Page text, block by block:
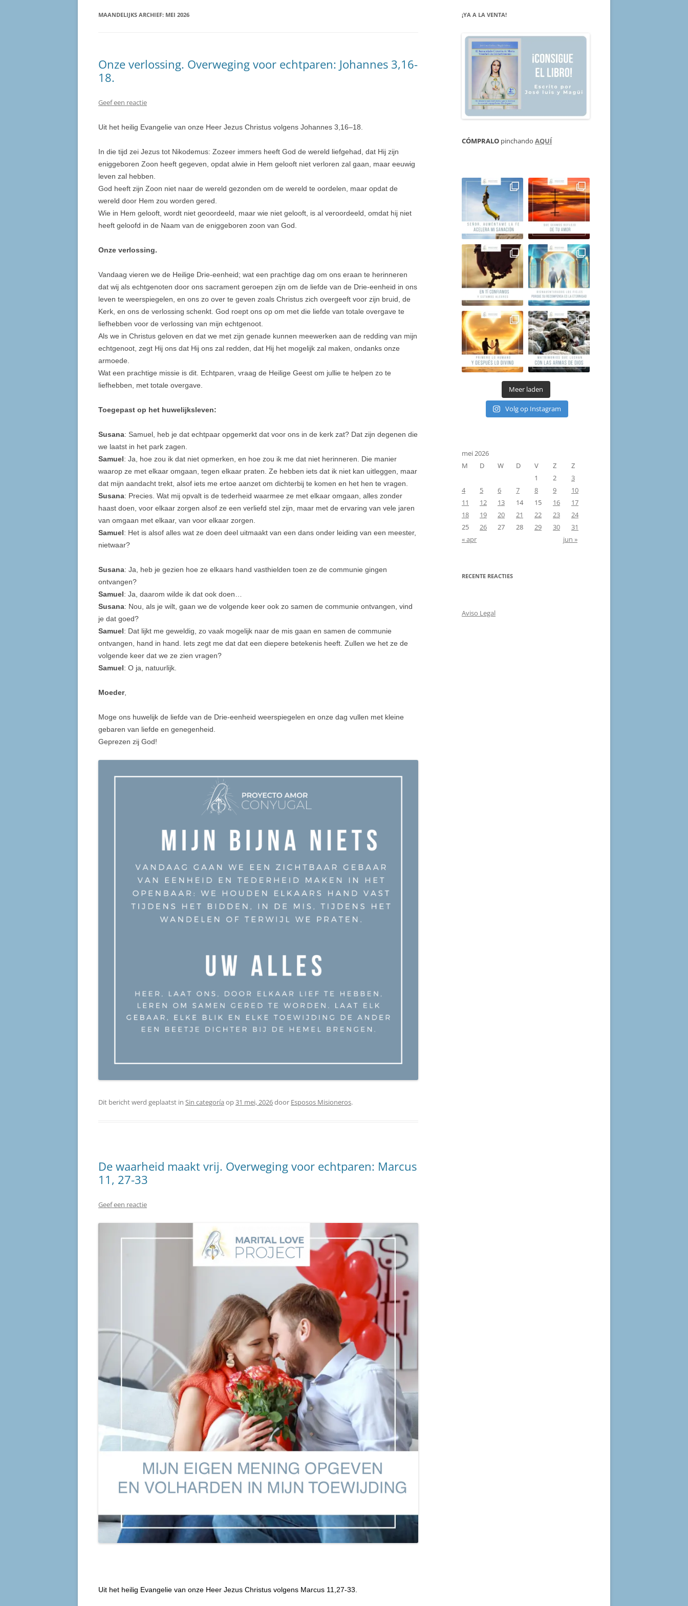
MAANDELIJKS ARCHIEF: MEI 2026
Onze verlossing. Overweging voor echtparen: Johannes 3,16-
18.
Geef een reactie
Uit het heilig Evangelie van onze Heer Jezus Christus volgens Johannes 3,16–18.
In die tijd zei Jezus tot Nikodemus: Zozeer immers heeft God de wereld liefgehad, dat Hij zijn
eniggeboren Zoon heeft gegeven, opdat alwie in Hem gelooft niet verloren zal gaan, maar eeuwig
leven zal hebben.
God heeft zijn Zoon niet naar de wereld gezonden om de wereld te oordelen, maar opdat de
wereld door Hem zou worden gered.
Wie in Hem gelooft, wordt niet geoordeeld, maar wie niet gelooft, is al veroordeeld, omdat hij niet
heeft geloofd in de Naam van de eniggeboren zoon van God.
Onze verlossing.
Vandaag vieren we de Heilige Drie-eenheid; wat een prachtige dag om ons eraan te herinneren
dat wij als echtgenoten door ons sacrament geroepen zijn om de liefde van de Drie-eenheid in ons
leven te weerspiegelen, en ons zo over te geven zoals Christus zich overgeeft voor zijn bruid, de
Kerk, en ons de verlossing schenkt. God roept ons op om met die liefde van totale overgave te
liefhebben voor de verlossing van mijn echtgenoot.
Als we in Christus geloven en dat we met zijn genade kunnen meewerken aan de redding van mijn
echtgenoot, zegt Hij ons dat Hij ons zal redden, dat Hij het mogelijk zal maken, ondanks onze
armoede.
Wat een prachtige missie is dit. Echtparen, vraag de Heilige Geest om jullie te helpen zo te
liefhebben, met totale overgave.
Toegepast op het huwelijksleven:
Susana: Samuel, heb je dat echtpaar opgemerkt dat voor ons in de kerk zat? Dat zijn degenen die
we laatst in het park zagen.
Samuel: Ja, hoe zou ik dat niet opmerken, en hoe zou ik me dat niet herinneren. Die manier
waarop ze met elkaar omgaan, tegen elkaar praten. Ze hebben iets dat ik niet kan uitleggen, maar
dat mijn aandacht trekt, alsof iets me ertoe aanzet om dichterbij te komen en het hen te vragen.
Susana: Precies. Wat mij opvalt is de tederheid waarmee ze met elkaar omgaan, alles zonder
haast doen, voor elkaar zorgen alsof ze een verliefd stel zijn, maar met de ervaring van vele jaren
van omgaan met elkaar, van voor elkaar zorgen.
Samuel: Het is alsof alles wat ze doen deel uitmaakt van een dans onder leiding van een meester,
nietwaar?
Susana: Ja, heb je gezien hoe ze elkaars hand vasthielden toen ze de communie gingen
ontvangen?
Samuel: Ja, daarom wilde ik dat ook doen…
Susana: Nou, als je wilt, gaan we de volgende keer ook zo samen de communie ontvangen, vind
je dat goed?
Samuel: Dat lijkt me geweldig, zo vaak mogelijk naar de mis gaan en samen de communie
ontvangen, hand in hand. Iets zegt me dat dat een diepere betekenis heeft. Zullen we het ze de
volgende keer dat we ze zien vragen?
Samuel: O ja, natuurlijk.
Moeder,
Moge ons huwelijk de liefde van de Drie-eenheid weerspiegelen en onze dag vullen met kleine
gebaren van liefde en genegenheid.
Geprezen zij God!
Dit bericht werd geplaatst in Sin categoría op31 mei, 2026door Esposos Misioneros.
De waarheid maakt vrij. Overweging voor echtparen: Marcus
11, 27-33
Geef een reactie
Uit het heilig Evangelie van onze Heer Jezus Christus volgens Marcus 11,27-33.
¡YA A LA VENTA!
CÓMPRALO pinchando AQUÍ
Meer laden
Volg op Instagram
mei 2026
M
D W D V Z
Z
1
2
3
4
5 6 7 8 9
10
11
12 13 14 15 16
17
18
19 20 21 22 23
24
25
26 27 28 29 30
31
« apr
jun »
RECENTE REACTIES
Aviso Legal